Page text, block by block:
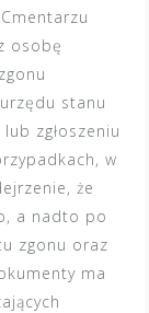
osobę
stanu
zgłoszeniu
w
że
a nadto po
zgonu oraz
ma